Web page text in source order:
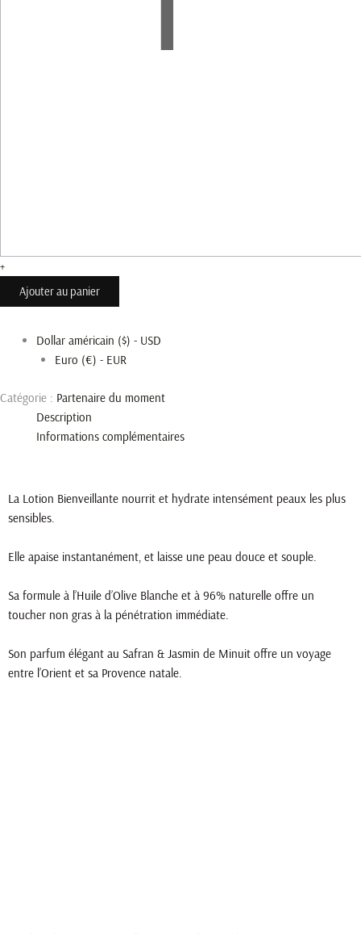
+
Ajouter au panier
Dollar américain ($) - USD
Euro (€) - EUR
Catégorie : Partenaire du moment
Description
Informations complémentaires
La Lotion Bienveillante nourrit et hydrate intensément peaux les plus
sensibles.
Elle apaise instantanément, et laisse une peau douce et souple.
Sa formule à l’Huile d’Olive Blanche et à 96% naturelle offre un
toucher non gras à la pénétration immédiate.
Son parfum élégant au Safran & Jasmin de Minuit offre un voyage
entre l’Orient et sa Provence natale.